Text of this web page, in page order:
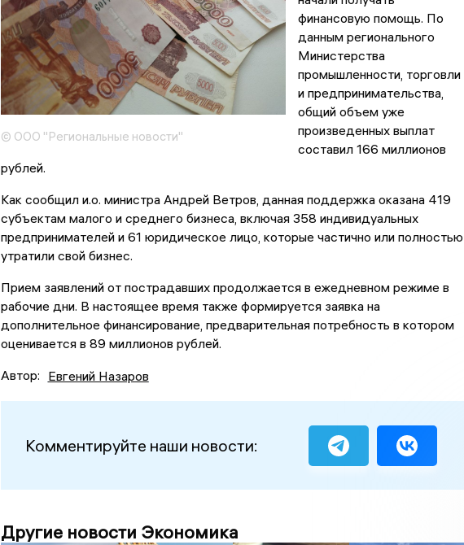
© ООО "Региональные новости"
финансовую помощь. По
данным регионального
Министерства
промышленности, торговли
и предпринимательства,
общий объем уже
произведенных выплат
составил 166 миллионов
рублей.
Как сообщил и.о. министра Андрей Ветров, данная поддержка оказана 419
субъектам малого и среднего бизнеса, включая 358 индивидуальных
предпринимателей и 61 юридическое лицо, которые частично или полностью
утратили свой бизнес.
Прием заявлений от пострадавших продолжается в ежедневном режиме в
рабочие дни. В настоящее время также формируется заявка на
дополнительное финансирование, предварительная потребность в котором
оценивается в 89 миллионов рублей.
Автор: Евгений Назаров
Комментируйте наши новости:
Другие новости Экономика